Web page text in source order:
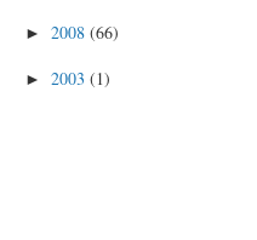
► 2008 (66)
► 2003 (1)